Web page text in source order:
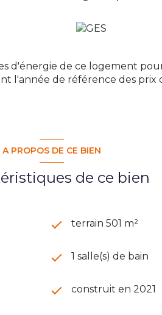
ce bien est exposé sont
d'énergie de ce logement
l'année de référence des
A PROPOS DE CE BIEN
de ce bien
terrain 501 m²
1 salle(s) de bain
construit en 2021